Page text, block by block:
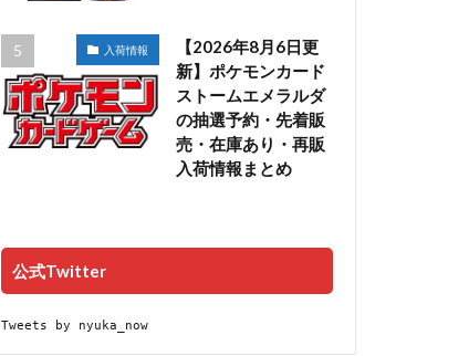
入荷情報
【2026年8月6日更
新】ポケモンカード
ストームエメラルダ
の抽選予約・先着販
売・在庫あり・再販
入荷情報まとめ
公式Twitter
Tweets by nyuka_now